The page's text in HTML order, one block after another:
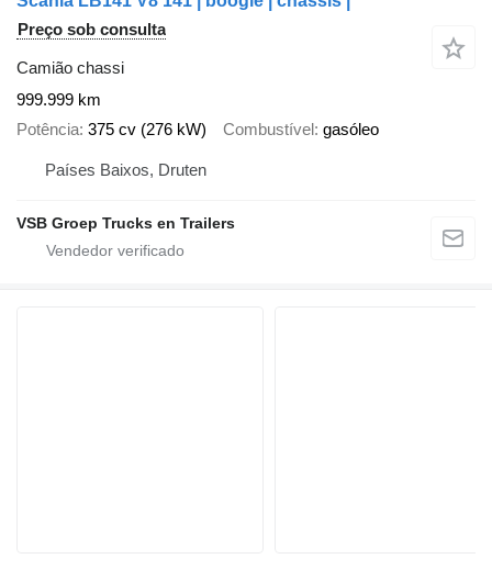
Preço sob consulta
Camião chassi
999.999 km
Potência 375 cv (276 kW) Combustível gasóleo
Países Baixos, Druten
VSB Groep Trucks en Trailers